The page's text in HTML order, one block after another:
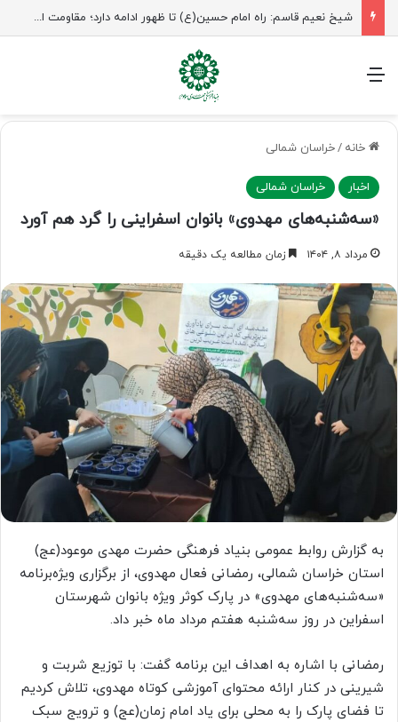
منو
خانه /خراسان شمالی
اخبار خراسان شمالی
«سه‌شنبه‌های مهدوی» بانوان اسفراینی را گرد هم آورد
مرداد ۸, ۱۴۰۴ زمان مطالعه یک دقیقه
به گزارش روابط عمومی بنیاد فرهنگی حضرت مهدی موعود(عج)
استان خراسان شمالی، رمضانی فعال مهدوی، از برگزاری ویژه‌برنامه
«سه‌شنبه‌های مهدوی» در پارک کوثر ویژه بانوان شهرستان
اسفراین در روز سه‌شنبه هفتم مرداد ماه خبر داد.
رمضانی با اشاره به اهداف این برنامه گفت: با توزیع شربت و
شیرینی در کنار ارائه محتوای آموزشی کوتاه مهدوی، تلاش کردیم
تا فضای پارک را به محلی برای یاد امام زمان(عج) و ترویج سبک